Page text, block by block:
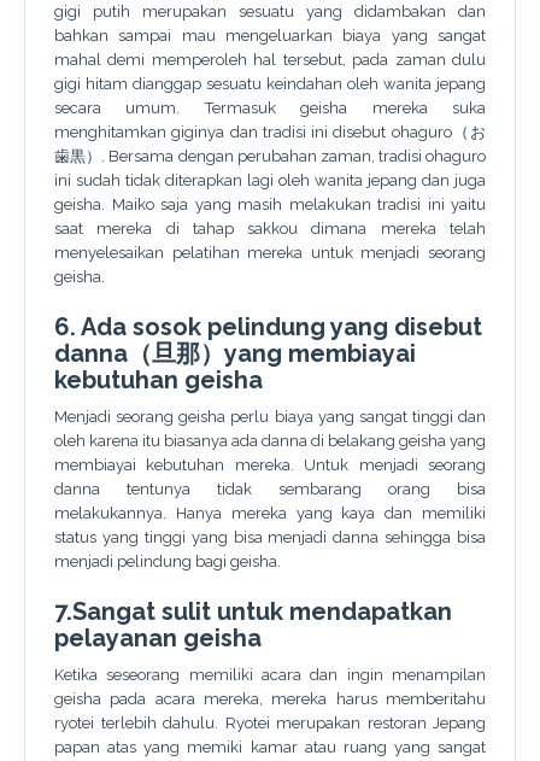
gigi putih merupakan sesuatu yang didambakan dan
bahkan sampai mau mengeluarkan biaya yang sangat
mahal demi memperoleh hal tersebut, pada zaman dulu
gigi hitam dianggap sesuatu keindahan oleh wanita jepang
secara umum. Termasuk geisha mereka suka
menghitamkan giginya dan tradisi ini disebut ohaguro（お
歯黒）. Bersama dengan perubahan zaman, tradisi ohaguro
ini sudah tidak diterapkan lagi oleh wanita jepang dan juga
geisha. Maiko saja yang masih melakukan tradisi ini yaitu
saat mereka di tahap sakkou dimana mereka telah
menyelesaikan pelatihan mereka untuk menjadi seorang
geisha.
6. Ada sosok pelindung yang disebut
danna（旦那）yang membiayai
kebutuhan geisha
Menjadi seorang geisha perlu biaya yang sangat tinggi dan
oleh karena itu biasanya ada danna di belakang geisha yang
membiayai kebutuhan mereka. Untuk menjadi seorang
danna tentunya tidak sembarang orang bisa
melakukannya. Hanya mereka yang kaya dan memiliki
status yang tinggi yang bisa menjadi danna sehingga bisa
menjadi pelindung bagi geisha.
7.Sangat sulit untuk mendapatkan
pelayanan geisha
Ketika seseorang memiliki acara dan ingin menampilan
geisha pada acara mereka, mereka harus memberitahu
ryotei terlebih dahulu. Ryotei merupakan restoran Jepang
papan atas yang memiki kamar atau ruang yang sangat